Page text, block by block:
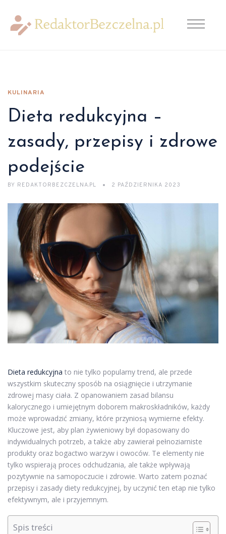
KULINARIA
Dieta redukcyjna –
zasady, przepisy i zdrowe
podejście
BY REDAKTORBEZCZELNA.PL 2 PAŹDZIERNIKA 2023
Dieta redukcyjna to nie tylko popularny trend, ale przede
wszystkim skuteczny sposób na osiągnięcie i utrzymanie
zdrowej masy ciała. Z opanowaniem zasad bilansu
kalorycznego i umiejętnym doborem makroskładników, każdy
może wprowadzić zmiany, które przyniosą wymierne efekty.
Kluczowe jest, aby plan żywieniowy był dopasowany do
indywidualnych potrzeb, a także aby zawierał pełnoziarniste
produkty oraz bogactwo warzyw i owoców. Te elementy nie
tylko wspierają proces odchudzania, ale także wpływają
pozytywnie na samopoczucie i zdrowie. Warto zatem poznać
przepisy i zasady diety redukcyjnej, by uczynić ten etap nie tylko
efektywnym, ale i przyjemnym.
Spis treści